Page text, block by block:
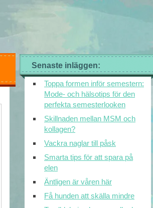
Senaste inläggen:
Toppa formen inför semestern:
Mode- och hälsotips för den
perfekta semesterlooken
Skillnaden mellan MSM och
kollagen?
Vackra naglar till påsk
Smarta tips för att spara på
elen
Äntligen är våren här
Få hunden att skälla mindre